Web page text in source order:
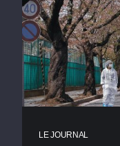
LE JOURNAL